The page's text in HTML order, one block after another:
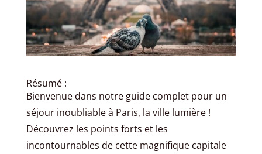
Résumé :
Bienvenue dans notre guide complet pour un
séjour inoubliable à Paris, la ville lumière !
Découvrez les points forts et les
incontournables de cette magnifique capitale